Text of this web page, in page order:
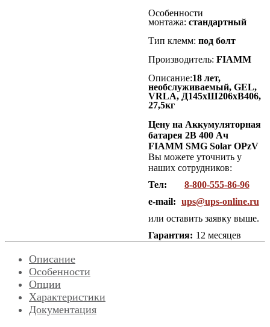
Особенности
монтажа: стандартный
Тип клемм: под болт
Производитель: FIAMM
Описание:18 лет,
необслуживаемый, GEL,
VRLA, Д145хШ206хВ406,
27,5кг
Цену на Аккумуляторная
батарея 2В 400 Ач
FIAMM SMG Solar OPzV
Вы можете уточнить у
наших сотрудников:
Тел:
8-800-555-86-96
e-mail: ups@ups-online.ru
или оставить заявку выше.
Гарантия: 12 месяцев
Описание
Особенности
Опции
Характеристики
Документация